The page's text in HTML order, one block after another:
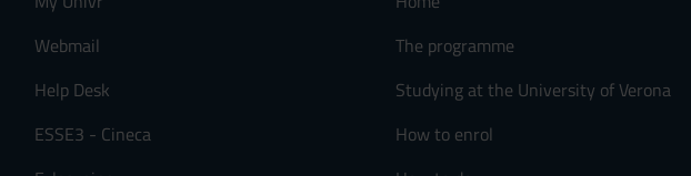
Webmail
Help Desk
ESSE3 - Cineca
The programme
Studying at the University of Verona
How to enrol